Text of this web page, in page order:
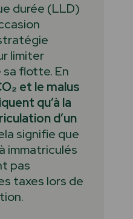
durée (LLD)
limiter
sa flotte. En
et le malus
qu’à la
d’un
signifie que
immatriculés
pas
taxes lors de